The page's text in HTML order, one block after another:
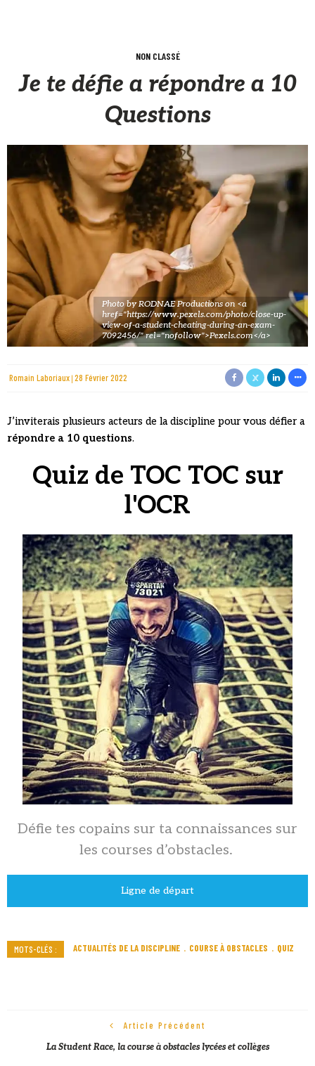
NON CLASSÉ
Je te défie a répondre a 10
Questions
Photo by RODNAE Productions on <a
href="https://www.pexels.com/photo/close-up-
view-of-a-student-cheating-during-an-exam-
7092456/" rel="nofollow">Pexels.com</a>
Romain Laboriaux 28 Février 2022
J’inviterais plusieurs acteurs de la discipline pour vous défier a
répondre a 10 questions.
Quiz de TOC TOC sur
l'OCR
Défie tes copains sur ta connaissances sur
les courses d’obstacles.
Ligne de départ
MOTS-CLÉS : ACTUALITÉS DE LA DISCIPLINE COURSE À OBSTACLES QUIZ
Article Précédent
La Student Race, la course à obstacles lycées et collèges